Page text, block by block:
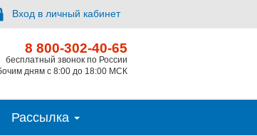
Вход в личный кабинет
8 800-302-40-65
бесплатный звонок по России
дням с 8:00 до 18:00 МСК
Рассылка